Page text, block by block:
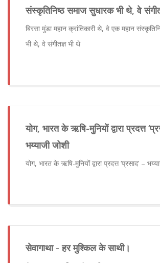
संस्कृतिनिष्ठ समाज सुधारक भी थे, वे
बिरसा मुंडा महान क्रांतिकारी थे, वे एक महान
भी थे, वे संगीतज्ञ भी थे
योग, भारत के ऋषि-मुनियों द्वारा प्रदत्त
भय्याजी जोशी
योग, भारत के ऋषि-मुनियों द्वारा प्रदत्त ‘प्रसाद’ –
सेवागाथा - हर मुश्किल के साथी।